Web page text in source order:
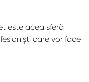
este acea sferă
care vor face